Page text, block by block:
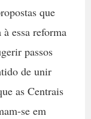
que
essa reforma
passos
de unir
as Centrais
se em